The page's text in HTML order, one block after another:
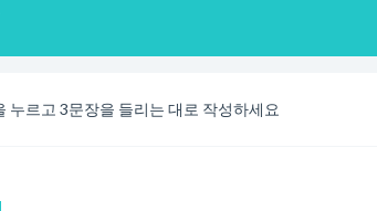
누르고 3문장을 들리는 대로 작성하세요